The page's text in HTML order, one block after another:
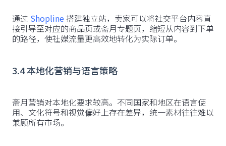
通过 Shopline搭建独立站，卖家可以将社交平台内容直
接引导至对应的商品页或斋月专题页，缩短从内容到下单
的路径，使社媒流量更高效地转化为实际订单。
3.4 本地化营销与语言策略
斋月营销对本地化要求较高。不同国家和地区在语言使
用、文化符号和视觉偏好上存在差异，统一素材往往难以
兼顾所有市场。